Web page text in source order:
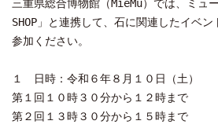
三重県総合博物館（MieMu）では、ミュ
SHOP」と連携して、石に関連したイベ
参加ください。
１ 日時：令和６年８月１０日（土）
第１回１０時３０分から１２時まで
第２回１３時３０分から１５時まで